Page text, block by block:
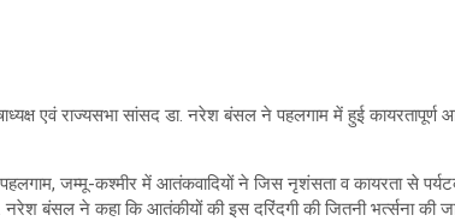
एवं राज्यसभा सांसद डा. नरेश बंसल ने पहलगाम में हुई
जम्मू-कश्मीर में आतंकवादियों ने जिस नृशंसता व कायरता से
नरेश बंसल ने कहा कि आतंकीयों की इस दरिंदगी की जितनी भर्त्सना